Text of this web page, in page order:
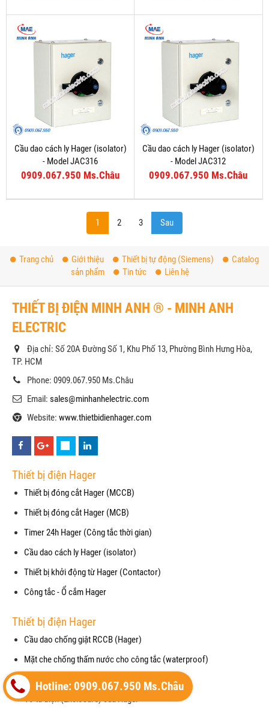
Cầu dao cách ly Hager (isolator)
- Model JAC316
0909.067.950 Ms.Châu
Cầu dao cách ly Hager (isolator)
- Model JAC312
0909.067.950 Ms.Châu
1 2 3 Sau
Trang chủ Giới thiệu Thiết bị tự động (Siemens)
Catalog
sản phẩm
Tin tức Liên hệ
THIẾT BỊ ĐIỆN MINH ANH ® - MINH ANH
ELECTRIC
Địa chỉ: Số 20A Đường Số 1, Khu Phố 13, Phường Bình Hưng Hòa,
TP. HCM
Phone: 0909.067.950 Ms.Châu
Email: sales@minhanhelectric.com
Website: www.thietbidienhager.com
Thiết bị điện Hager
Thiết bị đóng cắt Hager (MCCB)
Thiết bị đóng cắt Hager (MCB)
Timer 24h Hager (Công tắc thời gian)
Cầu dao cách ly Hager (isolator)
Thiết bị khởi động từ Hager (Contactor)
Công tắc - Ổ cắm Hager
Thiết bị điện Hager
Cầu dao chống giật RCCB (Hager)
Mặt che chống thấm nước cho công tắc (waterproof)
Cảm biến chuyển động (Motion Detector)
Vỏ tủ điện (Enclosure) của Hager
Hotline: 0909.067.950 Ms.Châu